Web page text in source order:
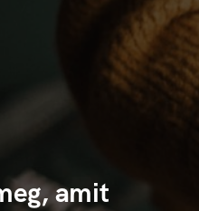
amit